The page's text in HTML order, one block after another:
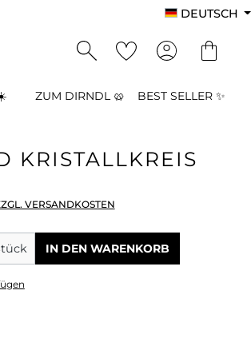
DEUTSCH
ZUM DIRNDL 🥨 BEST SELLER ✨
KRISTALLKREIS
VERSANDKOSTEN
Gib den
IN DEN WARENKORB